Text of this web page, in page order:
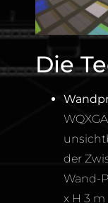
Die
der
Wand-
x H 3 m